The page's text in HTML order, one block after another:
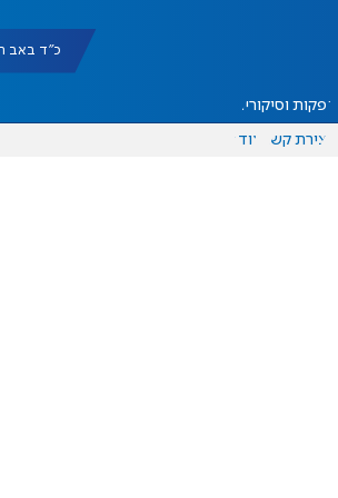
כ"ד באב תשפ"ו
הפקות וסיקורים
יצירת קשר עוד